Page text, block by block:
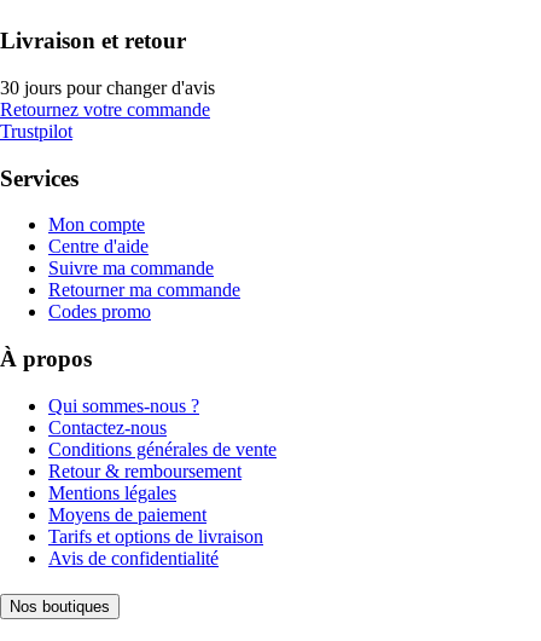
Livraison et retour
30 jours pour changer d'avis
Retournez votre commande
Trustpilot
Services
Mon compte
Centre d'aide
Suivre ma commande
Retourner ma commande
Codes promo
À propos
Qui sommes-nous ?
Contactez-nous
Conditions générales de vente
Retour & remboursement
Mentions légales
Moyens de paiement
Tarifs et options de livraison
Avis de confidentialité
Nos boutiques